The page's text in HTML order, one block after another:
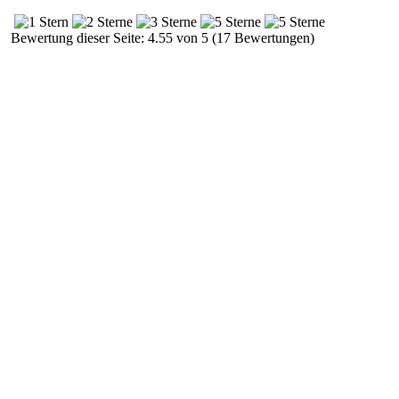
Bewertung dieser Seite: 4.55 von 5 (17 Bewertungen)